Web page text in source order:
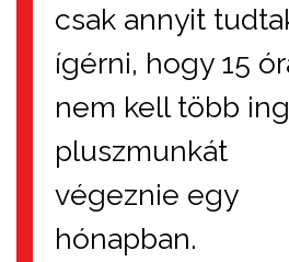
csak annyit
ígérni, hogy 15
nem kell több
pluszmunkát
végeznie egy
hónapban.